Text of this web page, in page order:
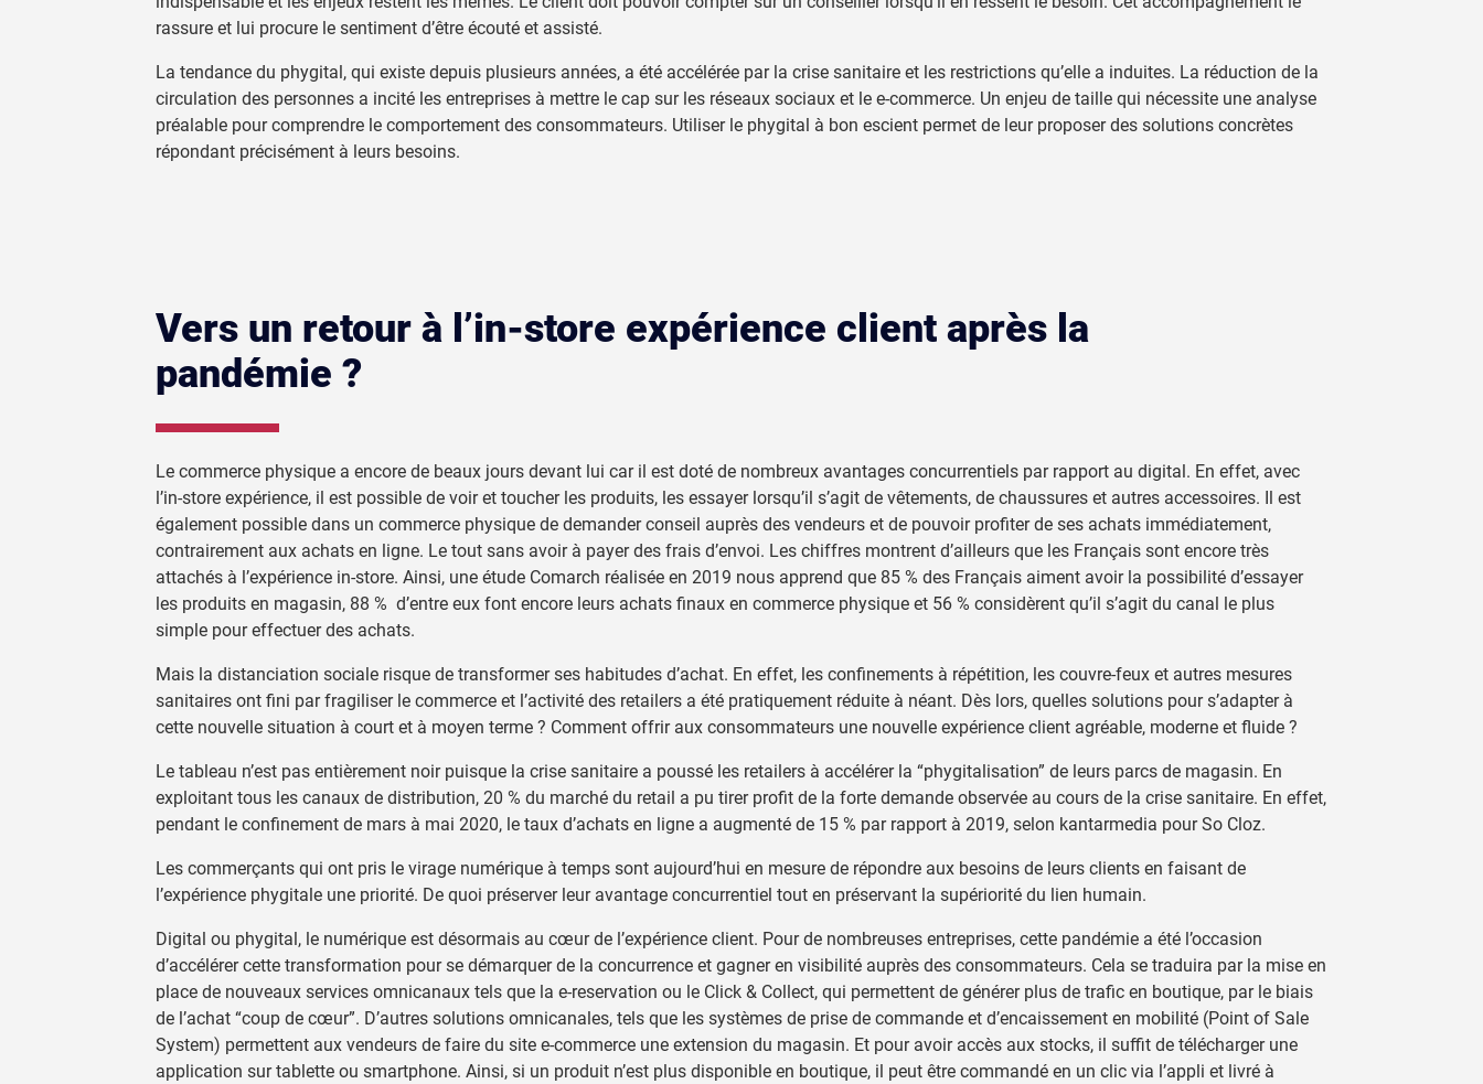
rassure et lui procure le sentiment d’être écouté et assisté.
La tendance du phygital, qui existe depuis plusieurs années, a été accélérée par la crise sanitaire et les restrictions qu’elle a induites. La réduction de la
circulation des personnes a incité les entreprises à mettre le cap sur les réseaux sociaux et le e-commerce. Un enjeu de taille qui nécessite une analyse
préalable pour comprendre le comportement des consommateurs. Utiliser le phygital à bon escient permet de leur proposer des solutions concrètes
répondant précisément à leurs besoins.
Vers un retour à l’in-store expérience client après la
pandémie ?
Le commerce physique a encore de beaux jours devant lui car il est doté de nombreux avantages concurrentiels par rapport au digital. En effet, avec
l’in-store expérience, il est possible de voir et toucher les produits, les essayer lorsqu’il s’agit de vêtements, de chaussures et autres accessoires. Il est
également possible dans un commerce physique de demander conseil auprès des vendeurs et de pouvoir profiter de ses achats immédiatement,
contrairement aux achats en ligne. Le tout sans avoir à payer des frais d’envoi. Les chiffres montrent d’ailleurs que les Français sont encore très
attachés à l’expérience in-store. Ainsi, une étude Comarch réalisée en 2019 nous apprend que 85 % des Français aiment avoir la possibilité d’essayer
les produits en magasin, 88 % d’entre eux font encore leurs achats finaux en commerce physique et 56 % considèrent qu’il s’agit du canal le plus
simple pour effectuer des achats.
Mais la distanciation sociale risque de transformer ses habitudes d’achat. En effet, les confinements à répétition, les couvre-feux et autres mesures
sanitaires ont fini par fragiliser le commerce et l’activité des retailers a été pratiquement réduite à néant. Dès lors, quelles solutions pour s’adapter à
cette nouvelle situation à court et à moyen terme ? Comment offrir aux consommateurs une nouvelle expérience client agréable, moderne et fluide ?
Le tableau n’est pas entièrement noir puisque la crise sanitaire a poussé les retailers à accélérer la “phygitalisation” de leurs parcs de magasin. En
exploitant tous les canaux de distribution, 20 % du marché du retail a pu tirer profit de la forte demande observée au cours de la crise sanitaire. En effet,
pendant le confinement de mars à mai 2020, le taux d’achats en ligne a augmenté de 15 % par rapport à 2019, selon kantarmedia pour So Cloz.
Les commerçants qui ont pris le virage numérique à temps sont aujourd’hui en mesure de répondre aux besoins de leurs clients en faisant de
l’expérience phygitale une priorité. De quoi préserver leur avantage concurrentiel tout en préservant la supériorité du lien humain.
Digital ou phygital, le numérique est désormais au cœur de l’expérience client. Pour de nombreuses entreprises, cette pandémie a été l’occasion
d’accélérer cette transformation pour se démarquer de la concurrence et gagner en visibilité auprès des consommateurs. Cela se traduira par la mise en
place de nouveaux services omnicanaux tels que la e-reservation ou le Click & Collect, qui permettent de générer plus de trafic en boutique, par le biais
de l’achat “coup de cœur”. D’autres solutions omnicanales, tels que les systèmes de prise de commande et d’encaissement en mobilité (Point of Sale
System) permettent aux vendeurs de faire du site e-commerce une extension du magasin. Et pour avoir accès aux stocks, il suffit de télécharger une
application sur tablette ou smartphone. Ainsi, si un produit n’est plus disponible en boutique, il peut être commandé en un clic via l’appli et livré à